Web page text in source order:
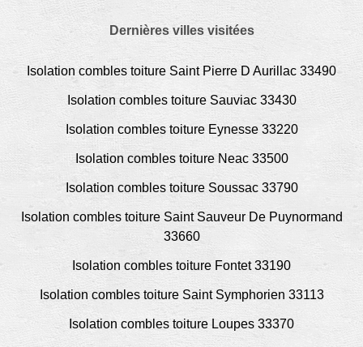
Dernières villes visitées
Isolation combles toiture Saint Pierre D Aurillac 33490
Isolation combles toiture Sauviac 33430
Isolation combles toiture Eynesse 33220
Isolation combles toiture Neac 33500
Isolation combles toiture Soussac 33790
Isolation combles toiture Saint Sauveur De Puynormand
33660
Isolation combles toiture Fontet 33190
Isolation combles toiture Saint Symphorien 33113
Isolation combles toiture Loupes 33370